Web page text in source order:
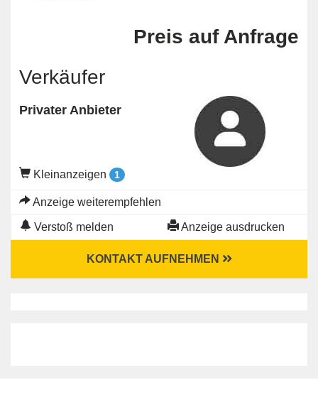
Preis auf Anfrage
Verkäufer
Privater Anbieter
Kleinanzeigen 1
Anzeige weiterempfehlen
Verstoß melden Anzeige ausdrucken
KONTAKT AUFNEHMEN